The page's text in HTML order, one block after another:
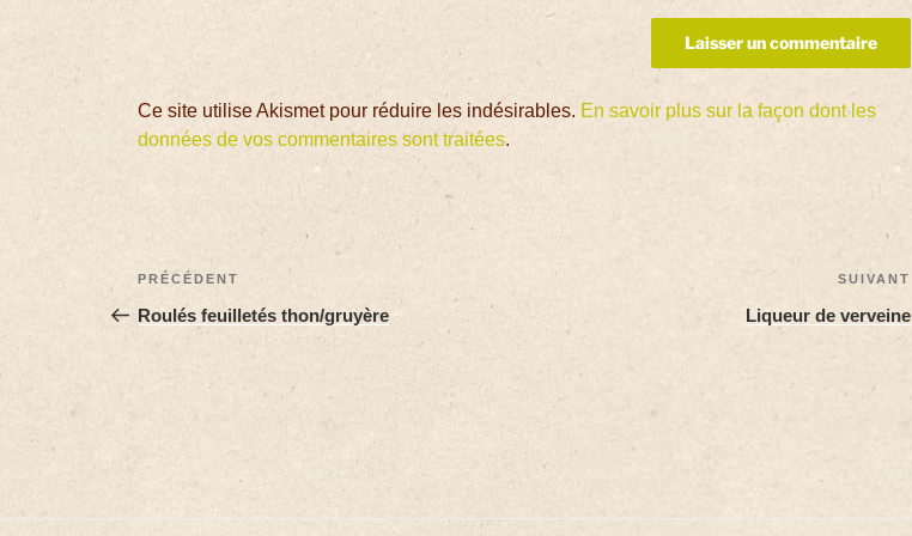
Ce site utilise Akismet pour réduire les indésirables. En savoir plus sur la façon dont les
données de vos commentaires sont traitées.
PRÉCÉDENT
Roulés feuilletés thon/gruyère
SUIVANT
Liqueur de verveine